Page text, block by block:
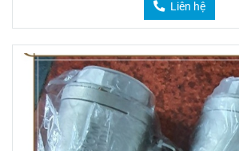
Liên hệ